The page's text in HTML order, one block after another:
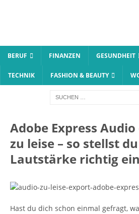
BERUF FINANZEN GESUNDHEIT
TECHNIK FASHION & BEAUTY
Adobe Express
zu leise – so stellst
Lautstärke richtig ein
Hast du dich schon einmal gefragt,